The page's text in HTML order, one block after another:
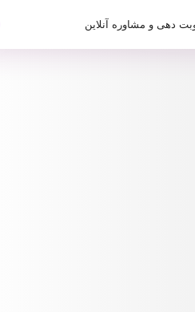
دهی و مشاوره آنلاین